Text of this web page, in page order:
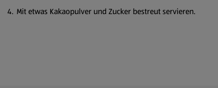
Mit etwas Kakaopulver und Zucker bestreut servieren.